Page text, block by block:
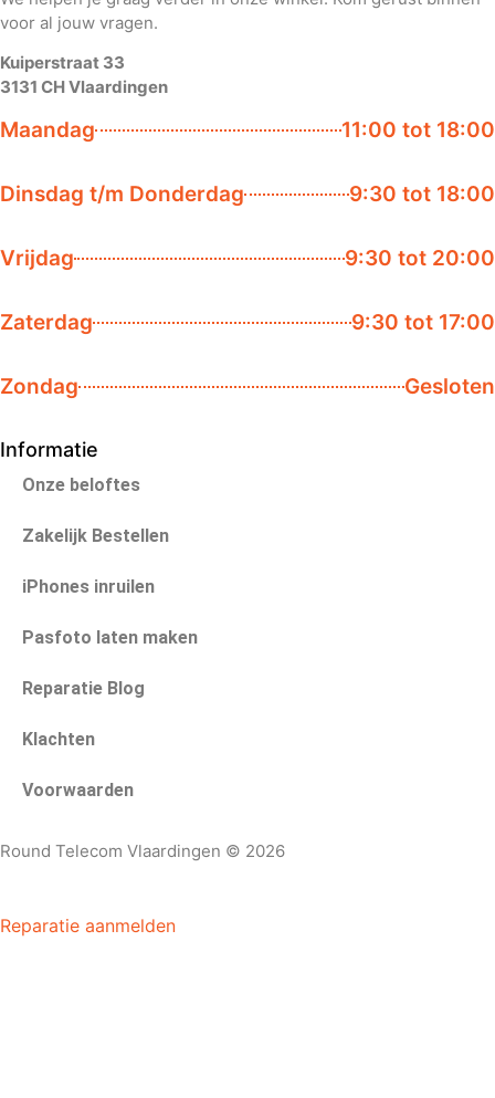
voor al jouw vragen.
Kuiperstraat 33
3131 CH Vlaardingen
Maandag 11:00 tot 18:00
Dinsdag t/m Donderdag 9:30 tot 18:00
Vrijdag 9:30 tot 20:00
Zaterdag 9:30 tot 17:00
Zondag Gesloten
Informatie
Onze beloftes
Zakelijk Bestellen
iPhones inruilen
Pasfoto laten maken
Reparatie Blog
Klachten
Voorwaarden
Round Telecom Vlaardingen © 2026
Reparatie aanmelden